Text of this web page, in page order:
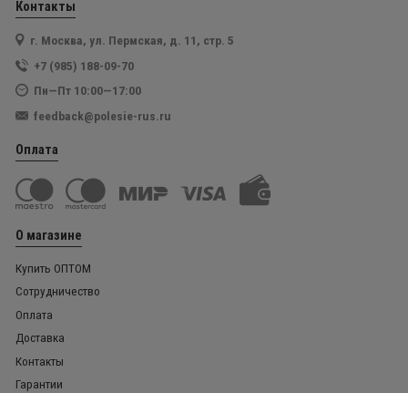
Контакты
г. Москва, ул. Пермская, д. 11, стр. 5
+7 (985) 188-09-70
Пн—Пт 10:00—17:00
feedback@polesie-rus.ru
Оплата
О магазине
Купить ОПТОМ
Сотрудничество
Оплата
Доставка
Контакты
Гарантии